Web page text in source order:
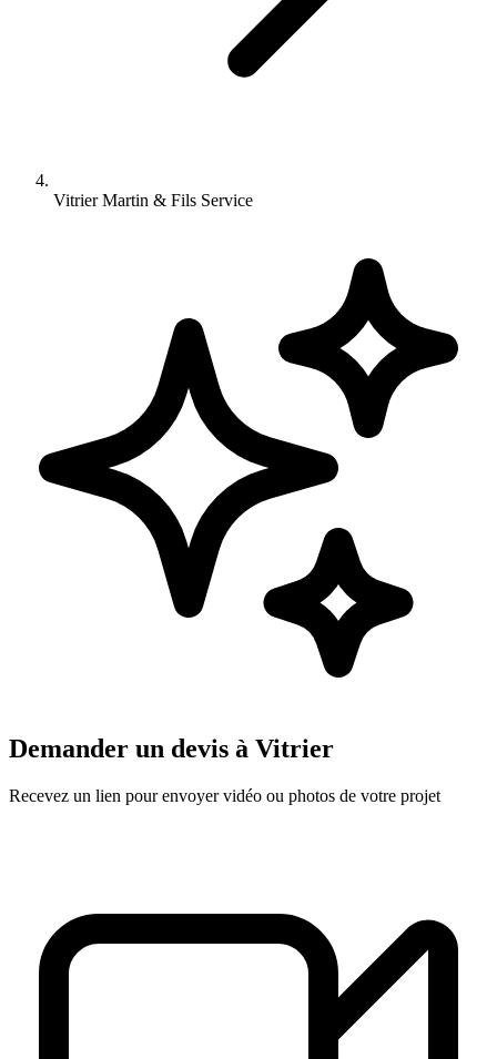
Vitrier Martin & Fils Service
Demander un devis à Vitrier
Recevez un lien pour envoyer vidéo ou photos de votre projet